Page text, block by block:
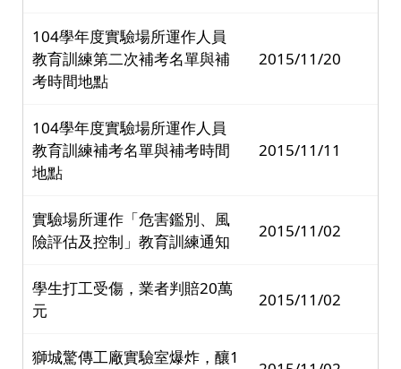
104學年度實驗場所運作人員
教育訓練第二次補考名單與補
考時間地點
2015/11/20
104學年度實驗場所運作人員
教育訓練補考名單與補考時間
地點
2015/11/11
實驗場所運作「危害鑑別、風
險評估及控制」教育訓練通知
2015/11/02
學生打工受傷，業者判賠20萬
元
2015/11/02
獅城驚傳工廠實驗室爆炸，釀1